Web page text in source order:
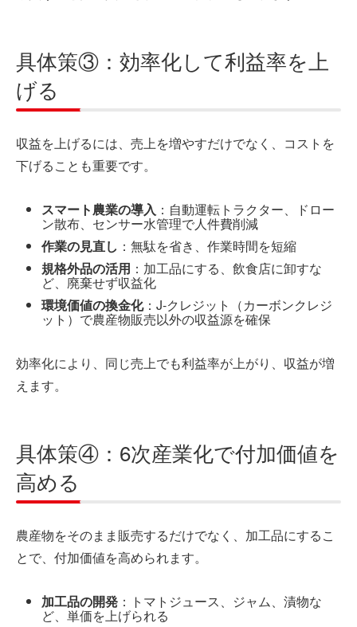
具体策③：効率化して利益率を上
げる
収益を上げるには、売上を増やすだけでなく、コストを
下げることも重要です。
スマート農業の導入 ：自動運転トラクター、ドロー
ン散布、センサー水管理で人件費削減
作業の見直し ：無駄を省き、作業時間を短縮
規格外品の活用 ：加工品にする、飲食店に卸すな
ど、廃棄せず収益化
環境価値の換金化：J-クレジット（カーボンクレジ
ット）で農産物販売以外の収益源を確保
効率化により、同じ売上でも利益率が上がり、収益が増
えます。
具体策④：6次産業化で付加価値を
高める
農産物をそのまま販売するだけでなく、加工品にするこ
とで、付加価値を高められます。
加工品の開発 ：トマトジュース、ジャム、漬物な
ど、単価を上げられる